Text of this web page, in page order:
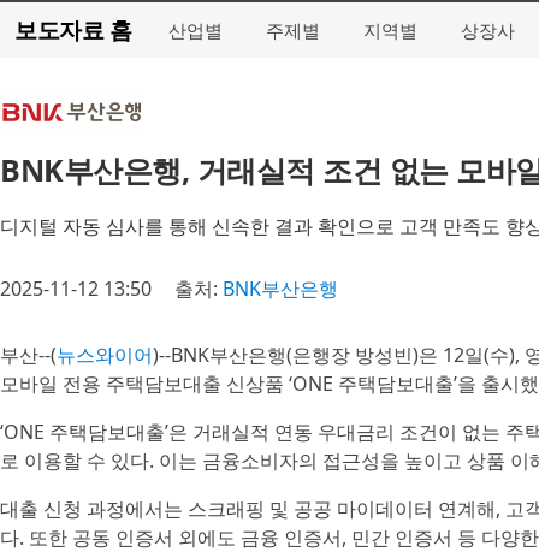
보도자료 홈 산업별 주제별 지역별 상장사
BNK부산은행, 거래실적 조건 없는 모바
디지털 자동 심사를 통해 신속한 결과 확인으로 고객 만족도 향
2025-11-12 13:50 출처: BNK부산은행
부산--(뉴스와이어)--BNK부산은행(은행장 방성빈)은 12일(수),
모바일 전용 주택담보대출 신상품 ‘ONE 주택담보대출’을 출시
‘ONE 주택담보대출’은 거래실적 연동 우대금리 조건이 없는
로 이용할 수 있다. 이는 금융소비자의 접근성을 높이고 상품
대출 신청 과정에서는 스크래핑 및 공공 마이데이터 연계해,
다. 또한 공동 인증서 외에도 금융 인증서, 민간 인증서 등 다양